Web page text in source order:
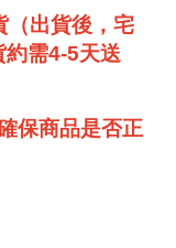
（出貨後，宅
約需4-5天送
保商品是否正